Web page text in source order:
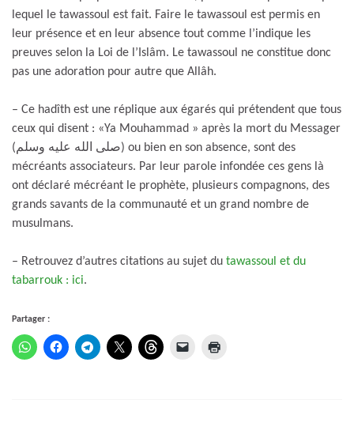
lequel le tawassoul est fait. Faire le tawassoul est permis en
leur présence et en leur absence tout comme l’indique les
preuves selon la Loi de l’Islâm. Le tawassoul ne constitue donc
pas une adoration pour autre que Allâh.
– Ce hadîth est une réplique aux égarés qui prétendent que tous
ceux qui disent : «Ya Mouhammad » après la mort du Messager
(صلى الله عليه وسلم) ou bien en son absence, sont des
mécréants associateurs. Par leur parole infondée ces gens là
ont déclaré mécréant le prophète, plusieurs compagnons, des
grands savants de la communauté et un grand nombre de
musulmans.
– Retrouvez d’autres citations au sujet du tawassoul et du
tabarrouk : ici.
Partager :